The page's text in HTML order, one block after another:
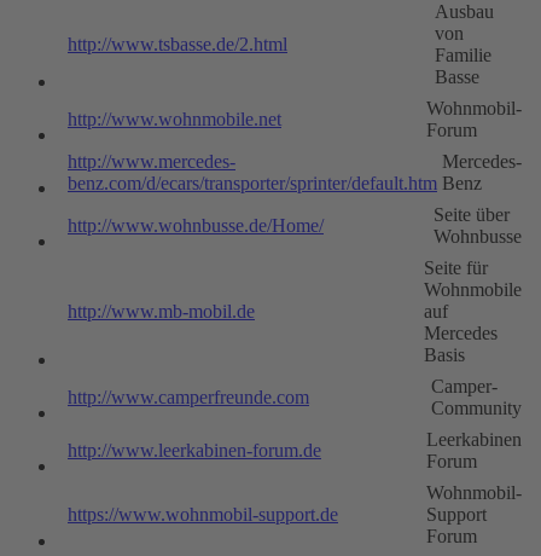
http://www.tsbasse.de/2.html
Ausbau
von
Familie
Basse
http://www.wohnmobile.net
Wohnmobil-
Forum
http://www.mercedes-
benz.com/d/ecars/transporter/sprinter/default.htm
Mercedes-
Benz
http://www.wohnbusse.de/Home/
Seite über
Wohnbusse
http://www.mb-mobil.de
Seite für
Wohnmobile
auf
Mercedes
Basis
http://www.camperfreunde.com
Camper-
Community
http://www.leerkabinen-forum.de
Leerkabinen
Forum
https://www.wohnmobil-support.de
Wohnmobil-
Support
Forum